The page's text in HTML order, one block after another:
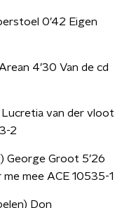
0’42 Eigen
4’30 Van de cd
van der vloot
2
George Groot 5’26
mee ACE 10535-1
Don